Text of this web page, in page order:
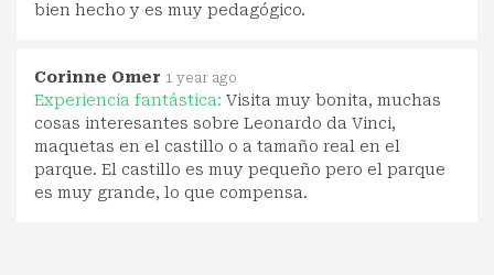
bien hecho y es muy pedagógico.
Corinne Omer 1 year ago
Experiencia fantástica: Visita muy bonita, muchas
cosas interesantes sobre Leonardo da Vinci,
maquetas en el castillo o a tamaño real en el
parque. El castillo es muy pequeño pero el parque
es muy grande, lo que compensa.